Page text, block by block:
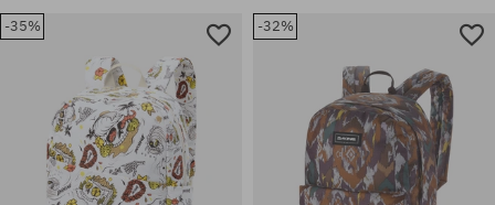
Dostupné veľkosti:
univerzálna veľkosť
-35% -32%